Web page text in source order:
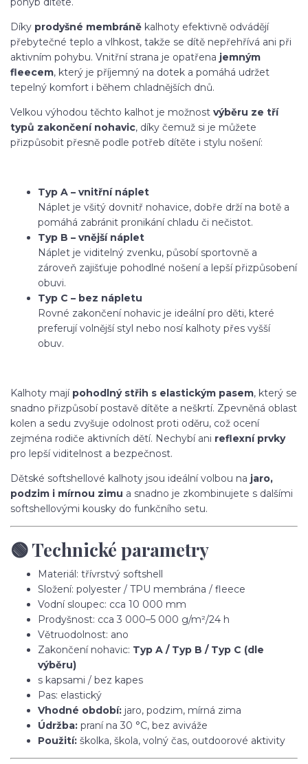
Díky prodyšné membráně kalhoty efektivně odvádějí
přebytečné teplo a vlhkost, takže se dítě nepřehřívá ani při
aktivním pohybu. Vnitřní strana je opatřena jemným
fleecem, který je příjemný na dotek a pomáhá udržet
tepelný komfort i během chladnějších dnů.
Velkou výhodou těchto kalhot je možnost výběru ze tří
typů zakončení nohavic, díky čemuž si je můžete
přizpůsobit přesně podle potřeb dítěte i stylu nošení:
Typ A – vnitřní náplet
Náplet je všitý dovnitř nohavice, dobře drží na botě a
pomáhá zabránit pronikání chladu či nečistot.
Typ B – vnější náplet
Náplet je viditelný zvenku, působí sportovně a
zároveň zajišťuje pohodlné nošení a lepší přizpůsobení
obuvi.
Typ C – bez nápletu
Rovné zakončení nohavic je ideální pro děti, které
preferují volnější styl nebo nosí kalhoty přes vyšší
obuv.
Kalhoty mají pohodlný střih s elastickým pasem, který se
snadno přizpůsobí postavě dítěte a neškrtí. Zpevněná oblast
kolen a sedu zvyšuje odolnost proti oděru, což ocení
zejména rodiče aktivních dětí. Nechybí ani reflexní prvky
pro lepší viditelnost a bezpečnost.
Dětské softshellové kalhoty jsou ideální volbou na jaro,
podzim i mírnou zimu a snadno je zkombinujete s dalšími
softshellovými kousky do funkčního setu.
🟢 Technické parametry
Materiál: třívrstvý softshell
Složení: polyester / TPU membrána / fleece
Vodní sloupec: cca 10 000 mm
Prodyšnost: cca 3 000–5 000 g/m²/24 h
Větruodolnost: ano
Zakončení nohavic: Typ A / Typ B / Typ C (dle
výběru)
s kapsami / bez kapes
Pas: elastický
Vhodné období: jaro, podzim, mírná zima
Údržba: praní na 30 °C, bez aviváže
Použití: školka, škola, volný čas, outdoorové aktivity